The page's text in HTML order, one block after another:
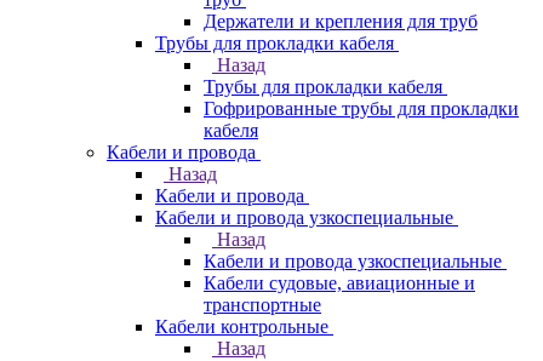
Держатели и крепления для труб
Трубы для прокладки кабеля
Назад
Трубы для прокладки кабеля
Гофрированные трубы для прокладки
кабеля
Кабели и провода
Назад
Кабели и провода
Кабели и провода узкоспециальные
Назад
Кабели и провода узкоспециальные
Кабели судовые, авиационные и
транспортные
Кабели контрольные
Назад